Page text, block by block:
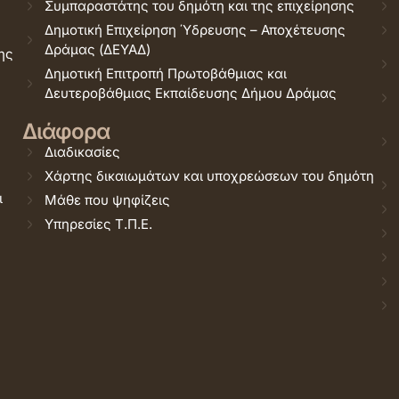
Συμπαραστάτης του δημότη και της επιχείρησης
Δημοτική Επιχείρηση Ύδρευσης – Αποχέτευσης
Δράμας (ΔΕΥΑΔ)
Δημοτική Επιτροπή Πρωτοβάθμιας και
Δευτεροβάθμιας Εκπαίδευσης Δήμου Δράμας
Διάφορα
Διαδικασίες
Χάρτης δικαιωμάτων και υποχρεώσεων του δημότη
Μάθε που ψηφίζεις
Υπηρεσίες Τ.Π.Ε.